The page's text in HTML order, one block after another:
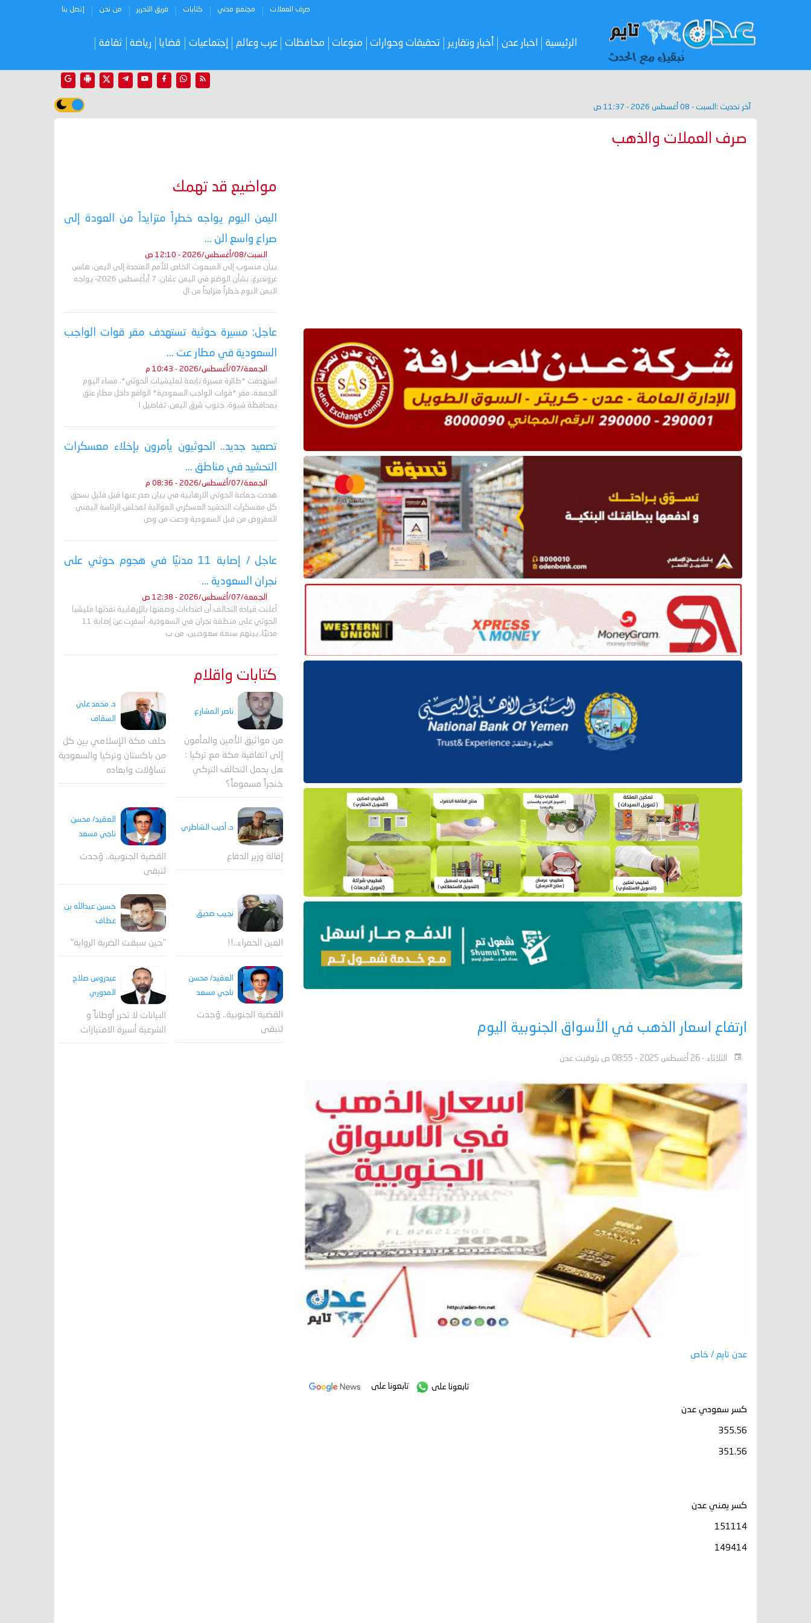
صرف العملات مجتمع مدني كتابات فريق التحرير من نحن إتصل بنا
الرئيسية اخبار عدن أخبار وتقارير تحقيقات وحوارات منوعات محافظات عرب وعالم إجتماعيات قضايا رياضة ثقافة
آخر تحديث : السبت - 08 أغسطس 2026 - 11:37 ص
صرف العملات والذهب
ارتفاع اسعار الذهب في الأسواق الجنوبية اليوم
الثلاثاء - 26 أغسطس 2025 - 08:55 ص بتوقيت عدن
عدن تايم / خاص
تابعونا على تابعونا على
كسر سعودي عدن
355.56
351.56
كسر يمني عدن
151114
149414
مواضيع قد تهمك
اليمن اليوم يواجه خطراً متزايداً من العودة إلى
صراع واسع الن ...
السبت/08/أغسطس/2026 - 12:10 ص
بيان منسوب إلى المبعوث الخاص للأمم المتحدة إلى اليمن، هانس
غروندبرغ، بشأن الوضع في اليمن عمّان، 7 آبأغسطس 2026- يواجه
اليمن اليوم خطراً متزايداً من ال
عاجل: مسيرة حوثية تستهدف مقر قوات الواجب
السعودية في مطار عت ...
الجمعة/07/أغسطس/2026 - 10:43 م
استهدفت *طائرة مسيرة تابعة لمليشيات الحوثي*، مساء اليوم
الجمعة، مقر *قوات الواجب السعودية* الواقع داخل مطار عتق
بمحافظة شبوة، جنوب شرق اليمن. تفاصيل ا
تصعيد جديد.. الحوثيون يأمرون بإخلاء معسكرات
التحشيد في مناطق ...
الجمعة/07/أغسطس/2026 - 08:36 م
هددت جماعة الحوثي الارهابية في بيان صدر عنها قبل قليل بسحق
كل معسكرات التحشيد العسكري الموالية لمجلس الرئاسة اليمني
المفروض من قبل السعودية ودعت من وص
عاجل / إصابة 11 مدنيًا في هجوم حوثي على
نجران السعودية ...
الجمعة/07/أغسطس/2026 - 12:38 ص
أعلنت قيادة التحالف أن اعتداءات وصفتها بالإرهابية نفذتها مليشيا
الحوثي على منطقة نجران في السعودية، أسفرت عن إصابة 11
مدنيًا، بينهم سبعة سعوديين، من ب
كتابات واقلام
ناصر المشارع
من مواثيق الأمين والمأمون
إلى اتفاقية مكة مع تركيا :
هل يحمل التحالف التركي
خنجراً مسموماً؟
د. محمد علي
السقاف
حلف مكة الإسلامي بين كل
من باكستان وتركيا والسعودية
تساؤلات وابعاده
د. أديب الشاطري
إقالة وزير الدفاع
العقيد/ محسن
ناجي مسعد
القضية الجنوبية.. وُجدت
لتبقى
نجيب صديق
العين الحمراء..!!
حسين عبدالله بن
عطاف
"حين سبقت الضربة الرواية"
العقيد/ محسن
ناجي مسعد
القضية الجنوبية.. وُجدت
لتبقى
عيدروس صلاح
المدوري
البيانات لا تحرر أوطاناً و
الشرعية أسيرة الامتيازات